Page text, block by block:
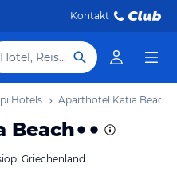
Kontakt
Hotel, Reiseziel
Hotels Aparthotel Katia Beach
Beach
Griechenland